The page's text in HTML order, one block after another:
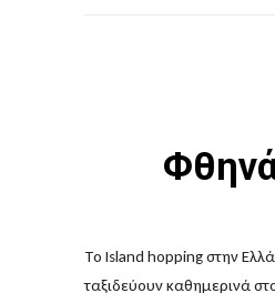
Το Island hopping στην
ταξιδεύουν καθημερινά